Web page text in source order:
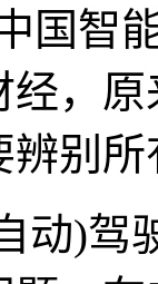
国智
，
别
)驾